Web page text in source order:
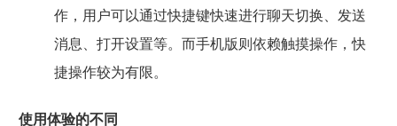
作，用户可以通过快捷键快速进行聊天切换、发送
消息、打开设置等。而手机版则依赖触摸操作，快
捷操作较为有限。
使用体验的不同